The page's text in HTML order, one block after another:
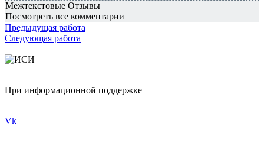
Межтекстовые Отзывы
Посмотреть все комментарии
Предыдущая работа
Следующая работа
При информационной поддержке
Vk